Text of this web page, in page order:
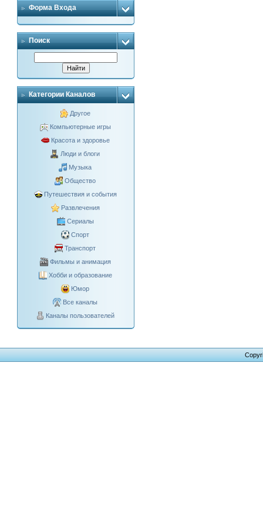
Форма Входа
Поиск
Категории Каналов
Другое
Компьютерные игры
Красота и здоровье
Люди и блоги
Музыка
Общество
Путешествия и события
Развлечения
Сериалы
Спорт
Транспорт
Фильмы и анимация
Хобби и образование
Юмор
Все каналы
Каналы пользователей